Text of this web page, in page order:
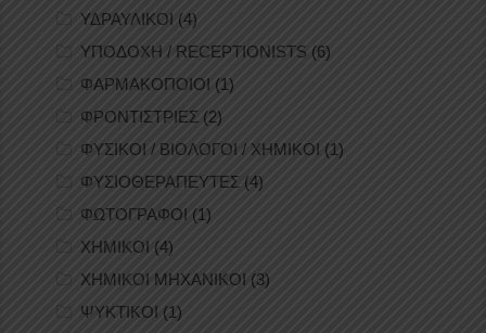
ΥΔΡΑΥΛΙΚΟΙ (4)
ΥΠΟΔΟΧΗ / RECEPTIONISTS (6)
ΦΑΡΜΑΚΟΠΟΙΟΙ (1)
ΦΡΟΝΤΙΣΤΡΙΕΣ (2)
ΦΥΣΙΚΟΙ / ΒΙΟΛΟΓΟΙ / ΧΗΜΙΚΟΙ (1)
ΦΥΣΙΟΘΕΡΑΠΕΥΤΕΣ (4)
ΦΩΤΟΓΡΑΦΟΙ (1)
ΧΗΜΙΚΟΙ (4)
ΧΗΜΙΚΟΙ ΜΗΧΑΝΙΚΟΙ (3)
ΨΥΚΤΙΚΟΙ (1)